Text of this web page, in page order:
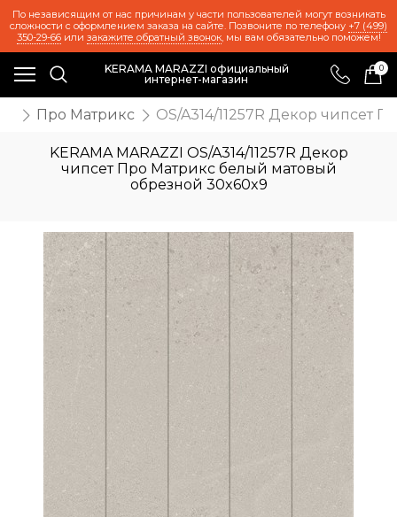
По независящим от нас причинам у части пользователей могут возникать
сложности с оформлением заказа на сайте. Позвоните по телефону +7 (499)
350-29-66или закажите обратный звонок, мы вам обязательно поможем!
KERAMA MARAZZI официальный
интернет-магазин
0
Про Матрикс OS/A314/11257R Декор чипсет
KERAMA MARAZZI OS/A314/11257R Декор
чипсет Про Матрикс белый матовый
обрезной 30x60x9